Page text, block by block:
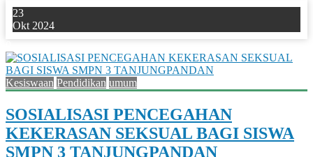
23
Okt 2024
Kesiswaan Pendidikan umum
SOSIALISASI PENCEGAHAN
KEKERASAN SEKSUAL BAGI SISWA
SMPN 3 TANJUNGPANDAN